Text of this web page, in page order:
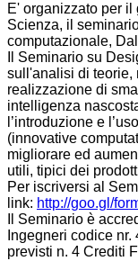
E' organizzato per
Scienza, il
computazionale,
Il Seminario su
sull'analisi di teorie,
realizzazione di
intelligenza
l’introduzione e
(innovative
migliorare ed
utili, tipici dei
Per iscriversi al
link: http://goo.gl/
Il Seminario è
Ingegneri codice
previsti n. 4 Crediti